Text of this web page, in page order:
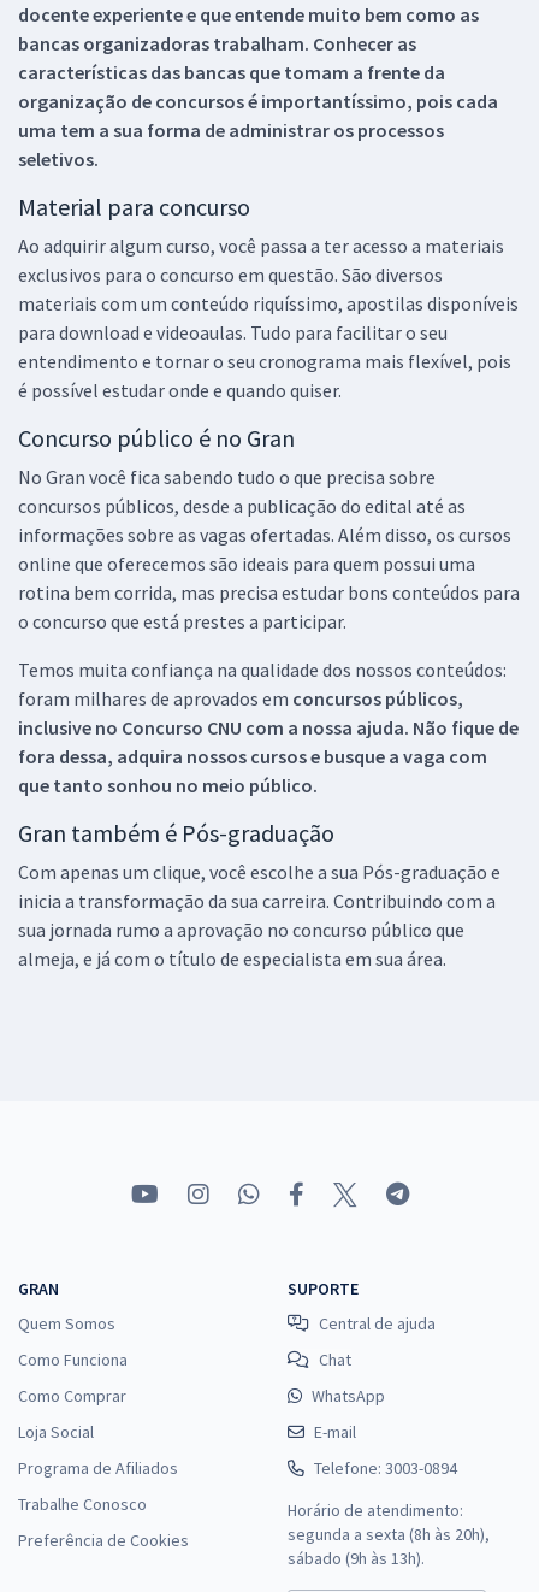
docente experiente e que entende muito bem como as
bancas organizadoras trabalham. Conhecer as
características das bancas que tomam a frente da
organização de concursos é importantíssimo, pois cada
uma tem a sua forma de administrar os processos
seletivos.
Material para concurso
Ao adquirir algum curso, você passa a ter acesso a materiais
exclusivos para o concurso em questão. São diversos
materiais com um conteúdo riquíssimo, apostilas disponíveis
para download e videoaulas. Tudo para facilitar o seu
entendimento e tornar o seu cronograma mais flexível, pois
é possível estudar onde e quando quiser.
Concurso público é no Gran
No Gran você fica sabendo tudo o que precisa sobre
concursos públicos, desde a publicação do edital até as
informações sobre as vagas ofertadas. Além disso, os cursos
online que oferecemos são ideais para quem possui uma
rotina bem corrida, mas precisa estudar bons conteúdos para
o concurso que está prestes a participar.
Temos muita confiança na qualidade dos nossos conteúdos:
foram milhares de aprovados em concursos públicos,
inclusive no Concurso CNU com a nossa ajuda. Não fique de
fora dessa, adquira nossos cursos e busque a vaga com
que tanto sonhou no meio público.
Gran também é Pós-graduação
Com apenas um clique, você escolhe a sua Pós-graduação e
inicia a transformação da sua carreira. Contribuindo com a
sua jornada rumo a aprovação no concurso público que
almeja, e já com o título de especialista em sua área.
GRAN
Quem Somos
Como Funciona
Como Comprar
Loja Social
Programa de Afiliados
Trabalhe Conosco
Preferência de Cookies
SUPORTE
Central de ajuda
Chat
WhatsApp
E-mail
Telefone: 3003-0894
Horário de atendimento:
segunda a sexta (8h às 20h),
sábado (9h às 13h).